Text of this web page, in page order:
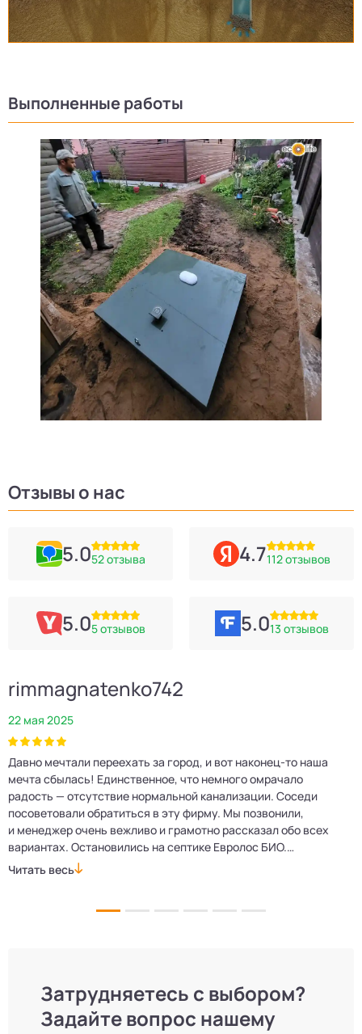
Выполненные работы
Отзывы о нас
5.052 отзыва 4.7112 отзывов
5.05 отзывов 5.013 отзывов
rimmagnatenko742
22 мая 2025
Давно мечтали переехать за город, и вот наконец‑то наша
мечта сбылась! Единственное, что немного омрачало
радость — отсутствие нормальной канализации. Соседи
посоветовали обратиться в эту фирму. Мы позвонили,
и менеджер очень вежливо и грамотно рассказал обо всех
вариантах. Остановились на септике Евролос БИО.
Монтажники приехали вовремя, установили всё быстро
Читать весь
Затрудняетесь с выбором?
Задайте вопрос нашему